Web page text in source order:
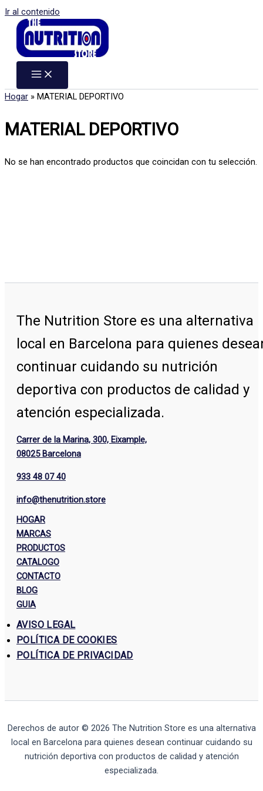
Ir al contenido
Hogar » MATERIAL DEPORTIVO
MATERIAL DEPORTIVO
No se han encontrado productos que coincidan con tu selección.
The Nutrition Store es una alternativa
local en Barcelona para quienes
continuar cuidando su nutrición
deportiva con productos de calidad y
atención especializada.
Carrer de la Marina, 300, Eixample,
08025 Barcelona
933 48 07 40
info@thenutrition.store
HOGAR
MARCAS
PRODUCTOS
CATALOGO
CONTACTO
BLOG
GUIA
AVISO LEGAL
POLÍTICA DE COOKIES
POLÍTICA DE PRIVACIDAD
Derechos de autor © 2026 The Nutrition Store es una alternativa
local en Barcelona para quienes desean continuar cuidando su
nutrición deportiva con productos de calidad y atención
especializada.